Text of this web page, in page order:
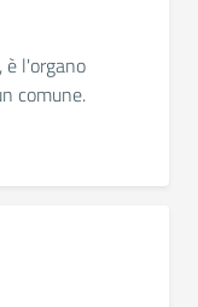
è l'organo
comune.